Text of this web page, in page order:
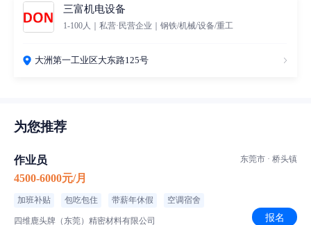
三富机电设备
1-100人｜私营·民营企业｜钢铁/机械/设备/重工
大洲第一工业区大东路125号
为您推荐
作业员
4500-6000元/月
加班补贴 包吃包住 带薪年休假 空调宿舍
四维鹿头牌（东莞）精密材料有限公司
东莞市 · 桥头镇
报名